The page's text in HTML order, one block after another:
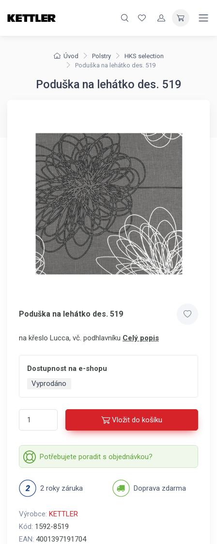
Úvod Polstry
HKS selection
Poduška na lehátko des. 519
Poduška na lehátko des. 519
Poduška na lehátko des. 519
na křeslo Lucca, vč. podhlavníku Celý popis
Dostupnost na e-shopu
Vyprodáno
Vložit do košíku
Potřebujete poradit s objednávkou?
2 roky záruka Doprava zdarma
Výrobce: KETTLER
Kód: 1592-8519
EAN: 4001397191704